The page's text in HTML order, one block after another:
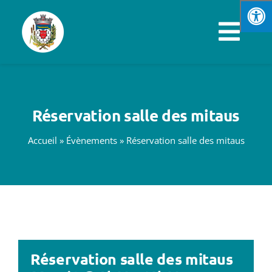
contenu
SPORTS & LOISIRS
Réservation salle des mitaus
Accueil » Évènements» Réservation salle des mitaus
Réservation salle des mitaus